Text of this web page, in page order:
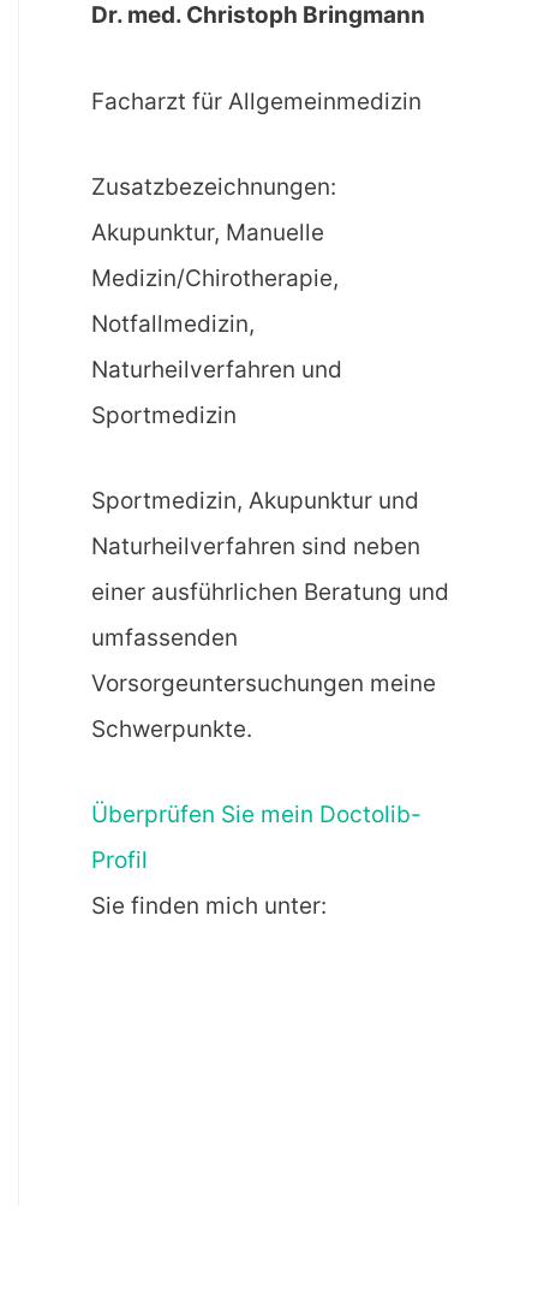
Dr. med. Christoph Bringmann
Facharzt für Allgemeinmedizin
Zusatzbezeichnungen:
Akupunktur, Manuelle
Medizin/Chirotherapie,
Notfallmedizin,
Naturheilverfahren und
Sportmedizin
Sportmedizin, Akupunktur und
Naturheilverfahren sind neben
einer ausführlichen Beratung und
umfassenden
Vorsorgeuntersuchungen meine
Schwerpunkte.
Überprüfen Sie mein Doctolib-
Profil
Sie finden mich unter: